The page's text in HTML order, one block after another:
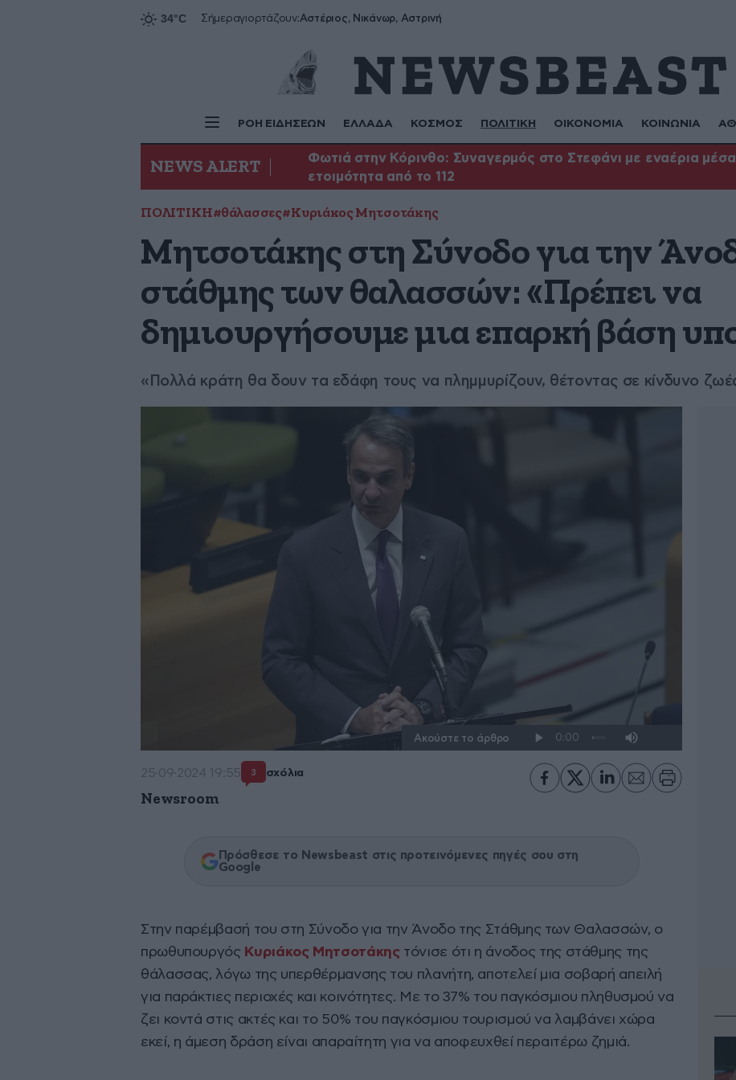
Σήμεραγιορτάζουν:Αστέριος, Νικάνωρ, Αστρινή
ΡΟΗ ΕΙΔΗΣΕΩΝ ΕΛΛΑΔΑ ΚΟΣΜΟΣ ΠΟΛΙΤΙΚΗ ΟΙΚΟΝΟΜΙΑ ΚΟΙΝΩΝΙΑ
NEWS ALERT
Φωτιά στην Κόρινθο: Συναγερμός στο Στεφάνι με εναέρια μέσα
ετοιμότητα από το 112
ΠΟΛΙΤΙΚΗ#θάλασσες#Κυριάκος Μητσοτάκης
Μητσοτάκης στη Σύνοδο για την
στάθμης των θαλασσών: «Πρέπει να
δημιουργήσουμε μια επαρκή βάση
«Πολλά κράτη θα δουν τα εδάφη τους να πλημμυρίζουν, θέτοντας σε κίνδυνο
Ακούστε το άρθρο
25·09·2024 19:55 3 σχόλια
Newsroom
Πρόσθεσε το Newsbeast στις προτεινόμενες πηγές σου στη
Google
Στην παρέμβασή του στη Σύνοδο για την Άνοδο της Στάθμης των Θαλασσών, ο
πρωθυπουργός Κυριάκος Μητσοτάκηςτόνισε ότι η άνοδος της στάθμης της
θάλασσας, λόγω της υπερθέρμανσης του πλανήτη, αποτελεί μια σοβαρή απειλή
για παράκτιες περιοχές και κοινότητες. Με το 37% του παγκόσμιου πληθυσμού να
ζει κοντά στις ακτές και το 50% του παγκόσμιου τουρισμού να λαμβάνει χώρα
εκεί, η άμεση δράση είναι απαραίτητη για να αποφευχθεί περαιτέρω ζημιά.